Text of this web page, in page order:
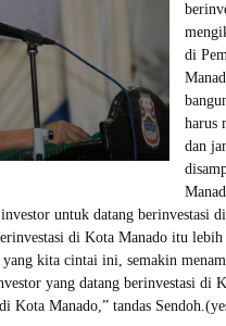
di
harus
dan
untuk datang berinvestasi
di Kota Manado itu
kita cintai ini, semakin
yang datang berinvestasi di
Kota Manado,” tandas